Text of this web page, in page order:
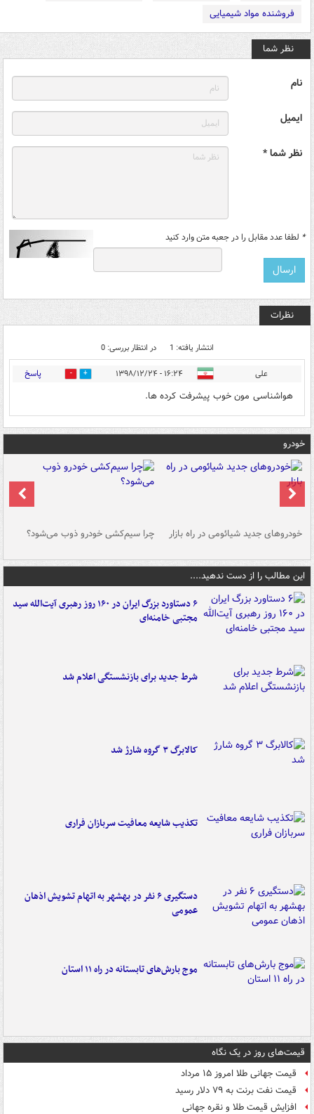
فروشنده مواد شیمیایی
نظر شما
نام
ایمیل
نظر شما *
* لطفا عدد مقابل را در جعبه متن وارد کنید
نظرات
انتشار یافته: 1 در انتظار بررسی: 0
علی ۱۶:۲۴ - ۱۳۹۸/۱۲/۲۴ 0 پاسخ
هواشناسی مون خوب پیشرفت کرده ها.
خودرو
خودروهای جدید شیائومی در راه بازار چرا سیم‌کشی خودرو ذوب می‌شود؟
این مطالب را از دست ندهید....
۶ دستاورد بزرگ ایران در ۱۶۰ روز رهبری آیت‌الله سید
مجتبی خامنه‌ای
شرط جدید برای بازنشستگی اعلام شد
کالابرگ ۳ گروه شارژ شد
تکذیب شایعه معافیت سربازان فراری
دستگیری ۶ نفر در بهشهر به اتهام تشویش اذهان
عمومی
موج بارش‌های تابستانه در راه ۱۱ استان
قیمت‌های روز در یک نگاه
قیمت جهانی طلا امروز ۱۵ مرداد
قیمت نفت برنت به ۷۹ دلار رسید
افزایش قیمت طلا و نقره جهانی